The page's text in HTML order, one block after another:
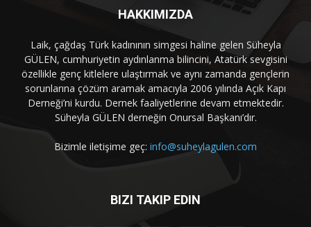
HAKKIMIZDA
Laik, çağdaş Türk kadınının simgesi haline gelen Süheyla
GÜLEN, cumhuriyetin aydınlanma bilincini, Atatürk sevgisini
özellikle genç kitlelere ulaştırmak ve aynı zamanda gençlerin
sorunlarına çözüm aramak amacıyla 2006 yılında Açık Kapı
Derneği’ni kurdu. Dernek faaliyetlerine devam etmektedir.
Süheyla GÜLEN derneğin Onursal Başkanı’dır.
Bizimle iletişime geç: info@suheylagulen.com
BIZI TAKIP EDIN